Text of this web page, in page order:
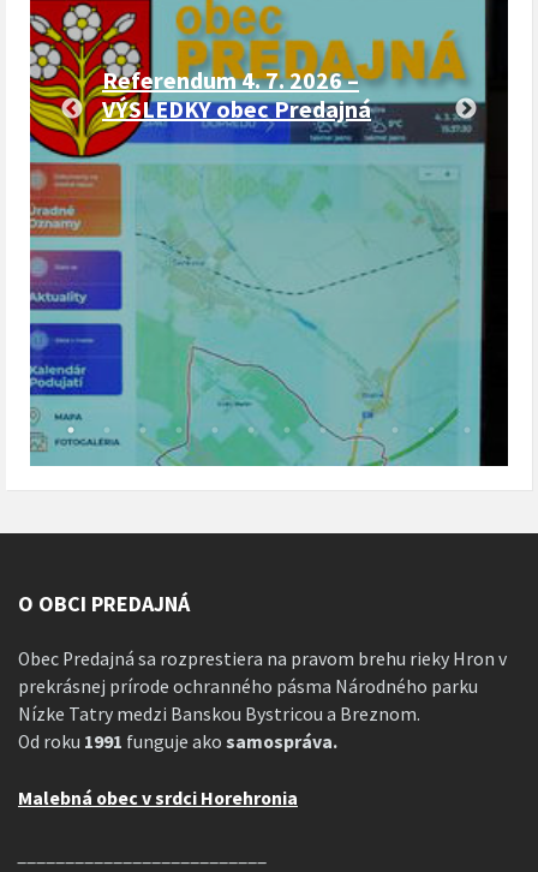
Referendum 4. 7. 2026 –
VÝSLEDKY obec Predajná
O OBCI PREDAJNÁ
Obec Predajná sa rozprestiera na pravom brehu rieky Hron v
prekrásnej prírode ochranného pásma Národného parku
Nízke Tatry medzi Banskou Bystricou a Breznom.
Od roku 1991 funguje ako samospráva.
Malebná obec v srdci Horehronia